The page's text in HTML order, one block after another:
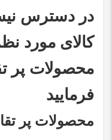
در دسترس
کالای مورد
محصولات پر
فرمایید
محصولات پر